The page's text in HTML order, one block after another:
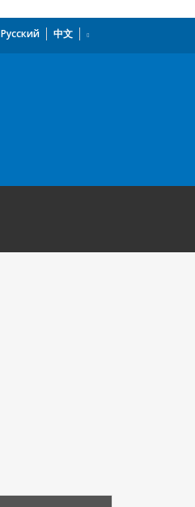
Русский 中文